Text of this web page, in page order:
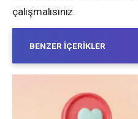
çalışmalısınız.
BENZER İÇERIKLER